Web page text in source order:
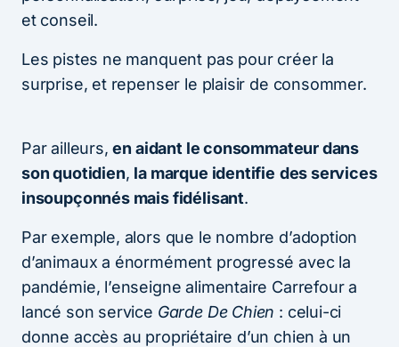
et conseil.
Les pistes ne manquent pas pour créer la
surprise, et repenser le plaisir de consommer.
Par ailleurs,en aidant le consommateur dans
son quotidien, la marque identifie des services
insoupçonnés mais fidélisant.
Par exemple, alors que le nombre d’adoption
d’animaux a énormément progressé avec la
pandémie, l’enseigne alimentaire Carrefour a
lancé son service Garde De Chien : celui-ci
donne accès au propriétaire d’un chien à un